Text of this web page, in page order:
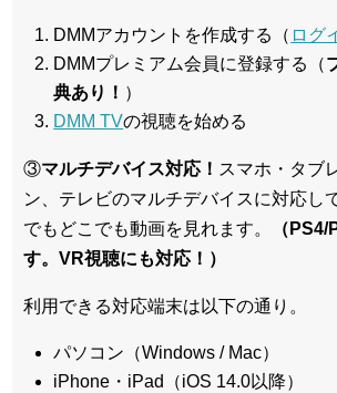
DMMアカウントを作成する（ ログ
DMMプレミアム会員に登録する（
典あり！ ）
DMM TVの視聴を始める
③マルチデバイス対応！ スマホ・タブ
ン、テレビのマルチデバイスに対応し
でもどこでも動画を見れます。
（
す。VR視聴にも対応！）
利用できる対応端末は以下の通り。
パソコン（Windows / Mac）
iPhone・iPad（iOS 14.0以降）